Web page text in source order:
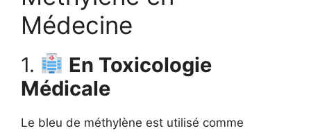
Médecine
1.
En Toxicologie
Médicale
Le bleu de méthylène est utilisé comme